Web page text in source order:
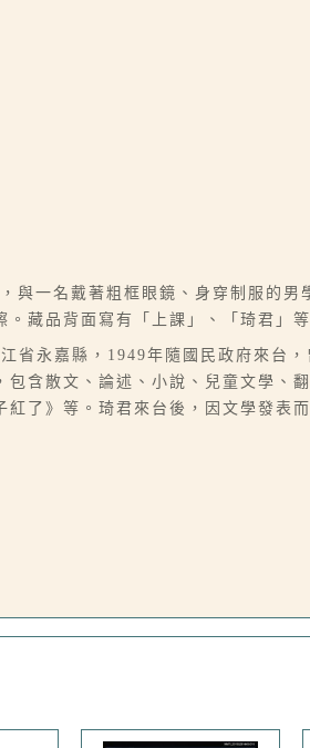
與一名戴著粗框眼鏡、身穿制服的
藏品背面寫有「上課」、「琦君」
永嘉縣，1949年隨國民政府來台
含散文、論述、小說、兒童文學、
了》等。琦君來台後，因文學發表